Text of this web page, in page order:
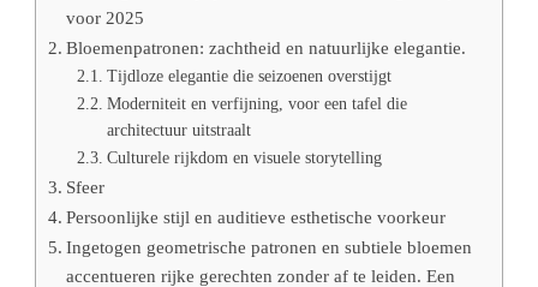
voor 2025
Bloemenpatronen: zachtheid en natuurlijke elegantie.
Tijdloze elegantie die seizoenen overstijgt
Moderniteit en verfijning, voor een tafel die
architectuur uitstraalt
Culturele rijkdom en visuele storytelling
Sfeer
Persoonlijke stijl en auditieve esthetische voorkeur
Ingetogen geometrische patronen en subtiele bloemen
accentueren rijke gerechten zonder af te leiden. Een